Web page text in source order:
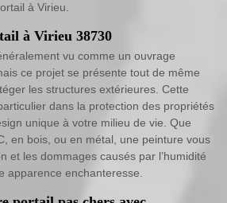
à Virieu.
à Virieu 38730
vu comme un ouvrage
ce projet se présente tout de même
les structures extérieures. Cette
dans la protection des propriétés
unique à votre milieu de vie. Que
en bois, ou en métal, une peinture vous
et les dommages causés par l’humidité
apparence enchanteresse.